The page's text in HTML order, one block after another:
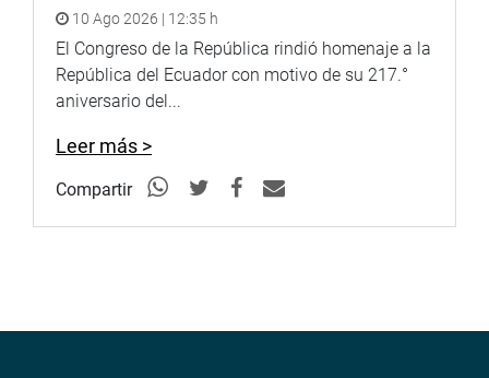
10 Ago 2026 | 12:35 h
El Congreso de la República rindió homenaje a la
República del Ecuador con motivo de su 217.°
aniversario del...
Leer más >
Compartir